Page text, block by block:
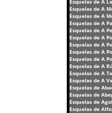
Esquelas de A
Esquelas de A
Esquelas de A
Esquelas de A
Esquelas de A
Esquelas de A
Esquelas de A
Esquelas de A
Esquelas de A
Esquelas de A
Esquelas de A
Esquelas de A
Esquelas de
Esquelas de
Esquelas de
Esquelas de